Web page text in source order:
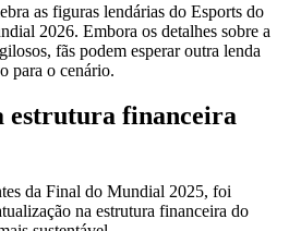
as figuras lendárias do Esports do
2026. Embora os detalhes sobre a
fãs podem esperar outra lenda
para o cenário.
estrutura financeira
da Final do Mundial 2025, foi
na estrutura financeira do